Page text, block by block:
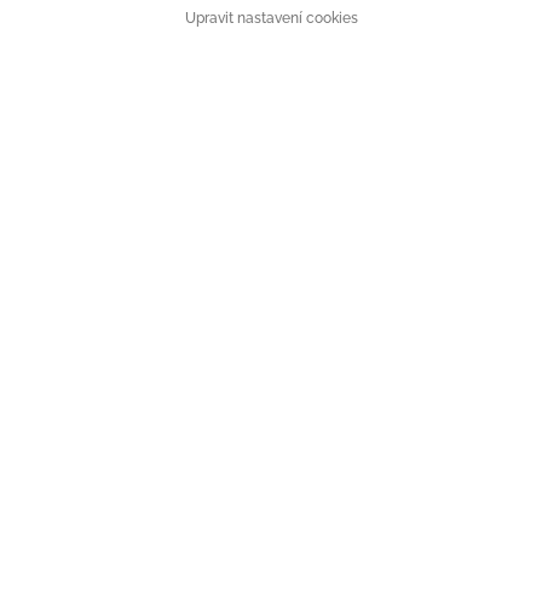
Upravit nastavení cookies